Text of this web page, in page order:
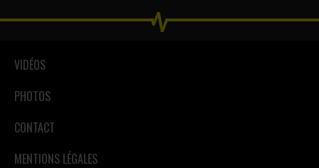
VIDÉOS
PHOTOS
CONTACT
MENTIONS LÉGALES